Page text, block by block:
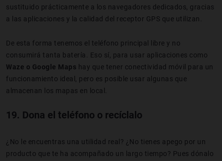
sustituido prácticamente a los navegadores dedicados, gracias
a las aplicaciones y la calidad del receptor GPS que utilizan.
De esta forma tenemos el teléfono principal libre y no
consumirá tanta batería. Eso sí, para usar aplicaciones como
Waze o Google Maps hay que tener conectividad móvil para un
funcionamiento ideal, pero es posible usar algunas que
almacenan los mapas en local.
19. Dona el teléfono o recíclalo
¿No le encuentras una utilidad real? ¿No tienes apego por un
producto que te ha acompañado un largo tiempo? Pues dónalo